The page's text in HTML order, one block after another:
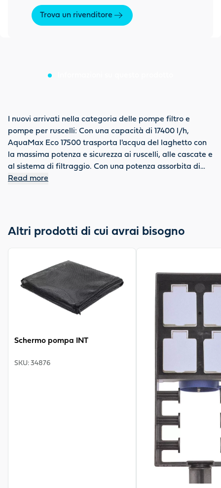
Trova un rivenditore
I nuovi arrivati nella categoria delle pompe filtro e
pompe per ruscelli: Con una capacità di 17400 l/h,
AquaMax Eco 17500 trasporta l'acqua del laghetto con
la massima potenza e sicurezza ai ruscelli, alle cascate e
al sistema di filtraggio. Con una potenza assorbita di
soli 170 Watt, trasporta particelle di sporco di dimensioni
collegamento del tubo flessibile è molto semplice: tubi
flessibili di varie dimensioni si adattano senza problemi
alla speciale boccola del tubo flessibile graduata, e il
giunto sferico può essere ruotato in maniera continua.
Alta qualità OASE: Avrete in tutto fino a 5 anni di
garanzia: 3 anni più 2 anni di garanzia su richiesta.
Read more
Altri prodotti di cui avrai bisogno
Schermo pompa INT
SKU: 34876